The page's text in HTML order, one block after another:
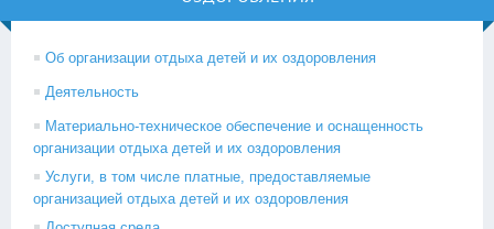
Об организации отдыха детей и их оздоровления
Деятельность
Материально-техническое обеспечение и оснащенность
организации отдыха детей и их оздоровления
Услуги, в том числе платные, предоставляемые
организацией отдыха детей и их оздоровления